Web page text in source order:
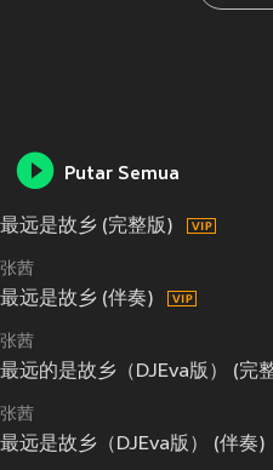
Putar Semua
最远是故乡 (完整版)
张茜
最远是故乡 (伴奏)
张茜
最远的是故乡（DJEva版） (完
张茜
最远是故乡（DJEva版） (伴奏)